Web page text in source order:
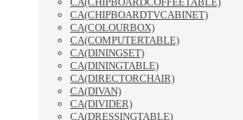
CA(CHIPBOARDTVCABINET)
CA(COLOURBOX)
CA(COMPUTERTABLE)
CA(DININGSET)
CA(DININGTABLE)
CA(DIRECTORCHAIR)
CA(DIVAN)
CA(DIVIDER)
CA(DRESSINGTABLE)